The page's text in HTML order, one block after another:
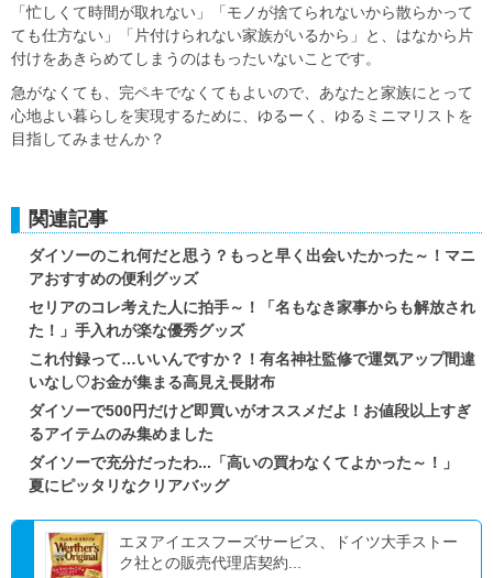
「忙しくて時間が取れない」「モノが捨てられないから散らかって
ても仕方ない」「片付けられない家族がいるから」と、はなから片
付けをあきらめてしまうのはもったいないことです。
急がなくても、完ペキでなくてもよいので、あなたと家族にとって
心地よい暮らしを実現するために、ゆるーく、ゆるミニマリストを
目指してみませんか？
関連記事
ダイソーのこれ何だと思う？もっと早く出会いたかった～！マニ
アおすすめの便利グッズ
セリアのコレ考えた人に拍手～！「名もなき家事からも解放され
た！」手入れが楽な優秀グッズ
これ付録って…いいんですか？！有名神社監修で運気アップ間違
いなし♡お金が集まる高見え長財布
ダイソーで500円だけど即買いがオススメだよ！お値段以上すぎ
るアイテムのみ集めました
ダイソーで充分だったわ...「高いの買わなくてよかった～！」
夏にピッタリなクリアバッグ
エヌアイエスフーズサービス、ドイツ大手ストー
ク社との販売代理店契約...